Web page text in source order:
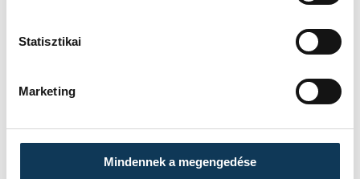
Statisztikai
Marketing
Mindennek a megengedése